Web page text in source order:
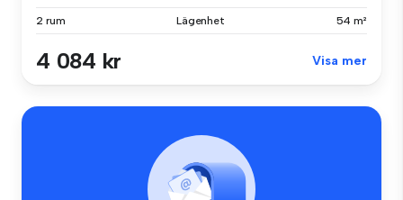
2 rum Lägenhet 54 m²
4 084 kr Visa mer